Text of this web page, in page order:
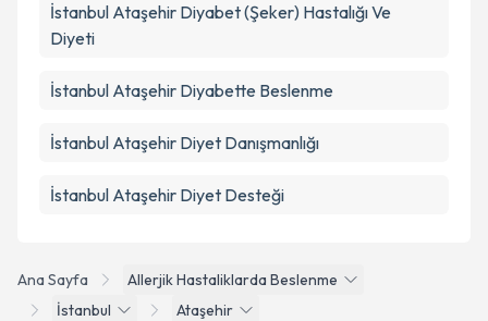
Ana Sayfa
Allerjik Hastaliklarda Beslenme
İstanbul
Ataşehir
İstanbul Ataşehir Diyabet (Şeker) Hastalığı Ve
Diyeti
İstanbul Ataşehir Diyabette Beslenme
İstanbul Ataşehir Diyet Danışmanlığı
İstanbul Ataşehir Diyet Desteği